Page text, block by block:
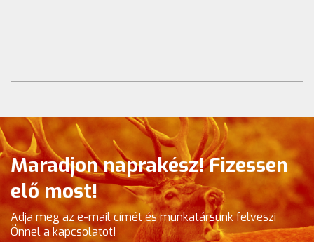
Maradjon naprakész! Fizessen
elő most!
Adja meg az e-mail címét és munkatársunk felveszi
Önnel a kapcsolatot!